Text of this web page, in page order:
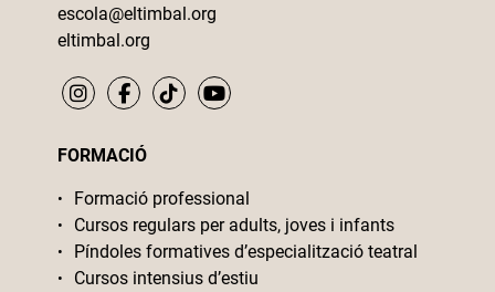
escola@eltimbal.org
eltimbal.org
FORMACIÓ
Formació professional
Cursos regulars per adults, joves i infants
Píndoles formatives d’especialització teatral
Cursos intensius d’estiu